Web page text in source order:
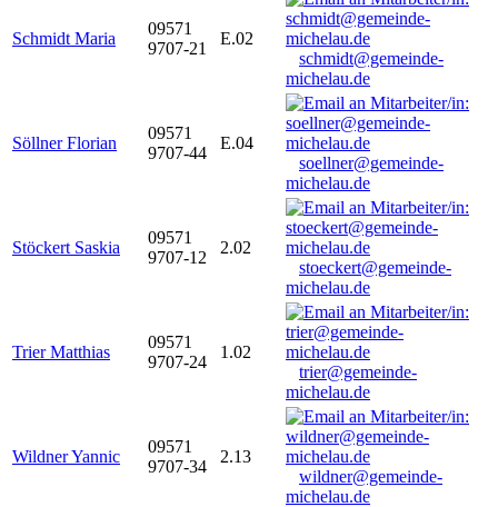
Schmidt Maria
09571
9707-21
E.02
schmidt@gemeinde-
michelau.de
Söllner Florian
09571
9707-44
E.04
soellner@gemeinde-
michelau.de
Stöckert Saskia
09571
9707-12
2.02
stoeckert@gemeinde-
michelau.de
Trier Matthias
09571
9707-24
1.02
trier@gemeinde-
michelau.de
Wildner Yannic
09571
9707-34
2.13
wildner@gemeinde-
michelau.de